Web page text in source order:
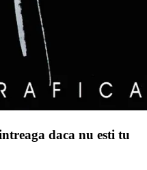
daca nu esti tu